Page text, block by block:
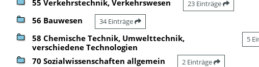
55 Verkehrstechnik, Verkehrswesen 23 Einträge
56 Bauwesen 34 Einträge
58 Chemische Technik, Umwelttechnik,
verschiedene Technologien
5
70 Sozialwissenschaften allgemein 2 Einträge